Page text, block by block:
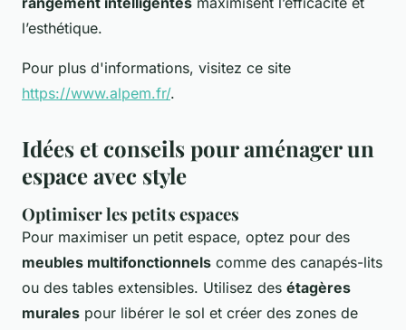
l’esthétique.
Pour plus d'informations, visitez ce site
https://www.alpem.fr/.
Idées et conseils pour aménager un
espace avec style
Optimiser les petits espaces
Pour maximiser un petit espace, optez pour des
meubles multifonctionnels comme des canapés-lits
ou des tables extensibles. Utilisez des étagères
murales pour libérer le sol et créer des zones de